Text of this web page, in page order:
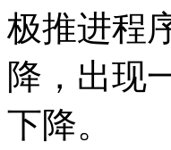
极推进程
降，出现
下降。